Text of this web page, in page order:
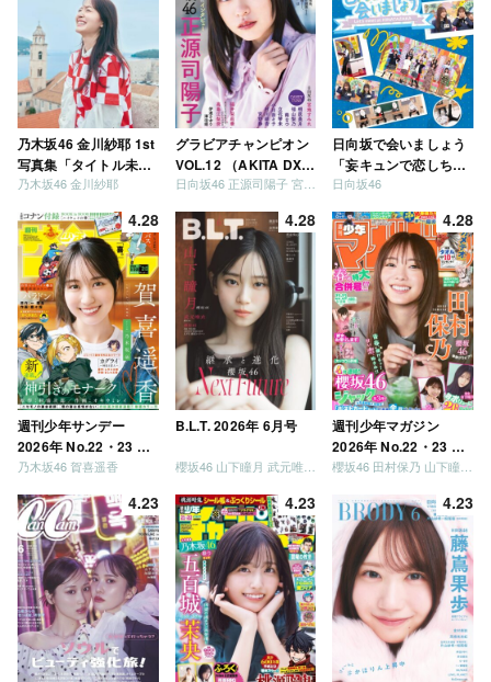
乃木坂46 金川紗耶 1st
写真集「タイトル未
定」
乃木坂46 金川紗耶
グラビアチャンピオン
VOL.12 （AKITA DXシ
リーズ）
日向坂46 正源司陽子 宮地すみれ
日向坂で会いましょう
「妄キュンで恋しちゃ
いましょう」「どっち
う」「ご褒美でロケし
ましょう」「フレンド
リーになりましょう」
「笑って卒業を祝いま
しょう」 [Blu-ray]
日向坂46
4.28
週刊少年サンデー
2026年 No.22・23 合
併号
乃木坂46 賀喜遥香
4.28
B.L.T. 2026年 6月号
櫻坂46 山下瞳月 武元唯衣 / 乃木坂46 海邉朱莉
4.28
週刊少年マガジン
2026年 No.22・23 合
併号
4.23 4.23 4.23